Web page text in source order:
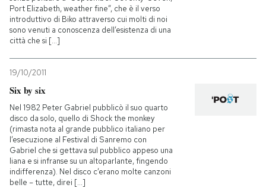
Port Elizabeth, weather fine”, che è il verso
introduttivo di Biko attraverso cui molti di noi
sono venuti a conoscenza dell’esistenza di una
città che si [...]
19/10/2011
Six by six
Nel 1982 Peter Gabriel pubblicò il suo quarto
disco da solo, quello di Shock the monkey
(rimasta nota al grande pubblico italiano per
l’esecuzione al Festival di Sanremo con
Gabriel che si gettava sul pubblico appeso una
liana e si infranse su un altoparlante, fingendo
indifferenza). Nel disco c’erano molte canzoni
belle – tutte, direi [...]